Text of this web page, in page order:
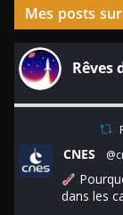
Mes posts
Rêves
CNES
dans les